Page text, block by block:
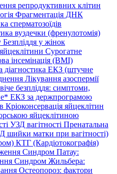
репродуктивних клітин
Фрагментація ДНК
сперматозоїдів
вуздечки (френулотомія)
Безпліддя у жінок
Сурогатне
інсемінація (ВМІ)
діагностика ЕКЗ (штучне
Лікування азоспермії
безпліддя: симптоми,
ЕКЗ за держпрограмою
Кріоконсервація яйцеклітин
яйцеклітиною
УЗД вагітності Пренатальна
шийки матки при вагітності)
КТГ (Кардіотокографія)
Синдром Патау:
Синдром Жильбера:
Остеопороз: фактори